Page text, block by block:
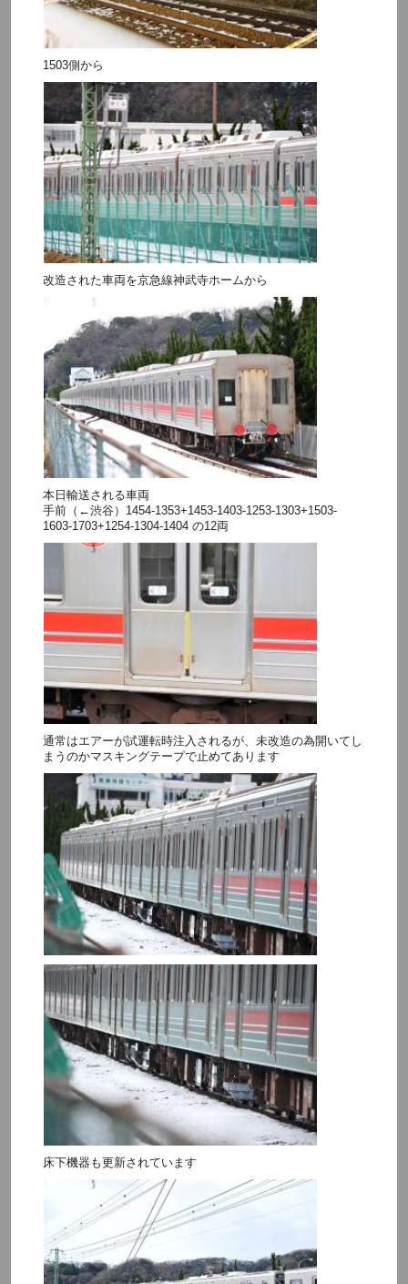
1503側から
改造された車両を京急線神武寺ホームから
本日輸送される車両
手前（←渋谷）1454-1353+1453-1403-1253-1303+1503-
1603-1703+1254-1304-1404 の12両
通常はエアーが試運転時注入されるが、未改造の為開いてし
まうのかマスキングテープで止めてあります
床下機器も更新されています